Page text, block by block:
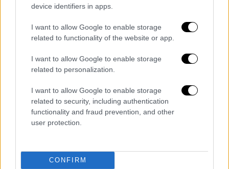
device identifiers in apps.
I want to allow Google to enable storage
related to functionality of the website or app.
I want to allow Google to enable storage
related to personalization.
I want to allow Google to enable storage
related to security, including authentication
functionality and fraud prevention, and other
user protection.
CONFIRM
Πολιτικό Παρασκήνιο | 02.06.2023 23:00
«Νέο αντάρτικο γεννιέται» – Πώς την
πάτησε (πάλι) έτσι ο Κωνσταντίνος
Μπογδάνος; Τι δουλειά έχει ο ΔΣΕ στον
πατριωτικό συνασπισμό;
Είναι κάποιες μέρες που όλα πάνε στραβά -
αυτό φαίνεται να συμβαίνει τον τελευταίο
(αρκετό) καιρό με τον πατριώτη πολιτικό